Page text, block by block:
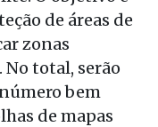
de áreas de
zonas
total, serão
bem
de mapas